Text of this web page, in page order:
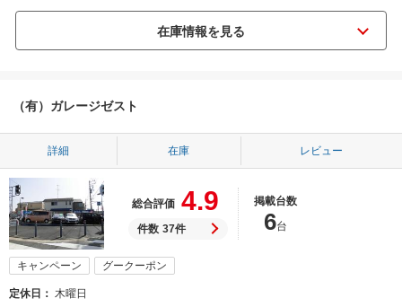
（有）ガレージゼスト
詳細 在庫 レビュー
総合評価 4.9
件数 37件
掲載台数
6台
キャンペーン グークーポン
定休日
木曜日